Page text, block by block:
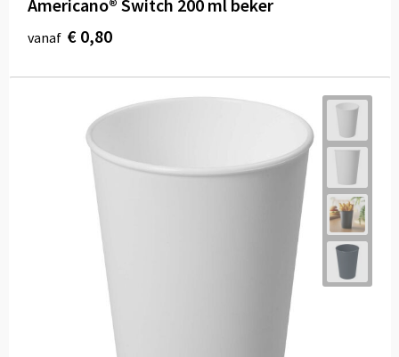
Americano® Switch 200 ml beker
vanaf € 0,80